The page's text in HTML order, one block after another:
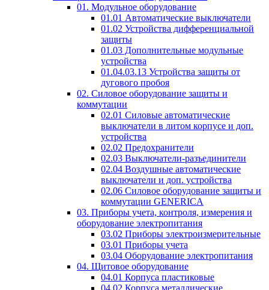
01. Модульное оборудование
01.01 Автоматические выключатели
01.02 Устройства дифференциальной
защиты
01.03 Дополнительные модульные
устройства
01.04.03.13 Устройства защиты от
дугового пробоя
02. Силовое оборудование защиты и
коммутации
02.01 Силовые автоматические
выключатели в литом корпусе и доп.
устройства
02.02 Предохранители
02.03 Выключатели-разъединители
02.04 Воздушные автоматические
выключатели и доп. устройства
02.06 Силовое оборудование защиты и
коммутации GENERICA
03. Приборы учета, контроля, измерения и
оборудование электропитания
03.02 Приборы электроизмерительные
03.01 Приборы учета
03.04 Оборудование электропитания
04. Щитовое оборудование
04.01 Корпуса пластиковые
04.02 Корпуса металлические